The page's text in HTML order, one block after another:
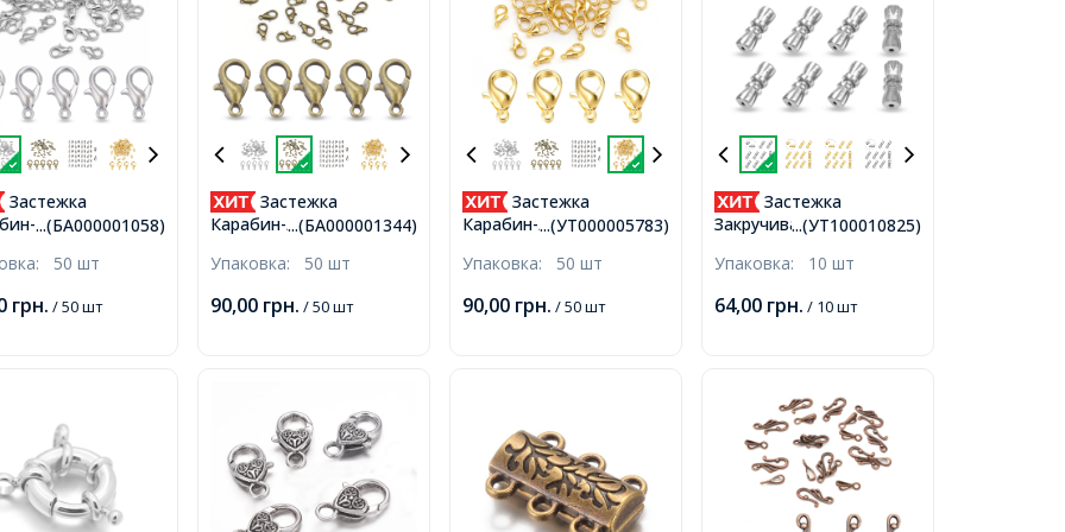
...(БА000001058)
Застежка
Лобстер
10х6мм,
50 шт
грн. / 50 шт
...(БА000001344)
Застежка
Карабин-Лобстер,
Размер: 10х6мм,
Упаковка: 50 шт
90,00 грн. / 50 шт
...(УТ000005783)
Застежка
Карабин-Лобстер,
10х6мм, Отверстие 1мм,
Упаковка: 50 шт
90,00 грн. / 50 шт
...(УТ100010825)
Застежка
Закручивающаяся,
Платина, 12х5мм,
Упаковка: 10 шт
64,00 грн. / 10 шт